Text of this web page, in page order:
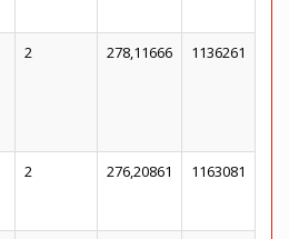
2 278,11666 1136261
2 276,20861 1163081